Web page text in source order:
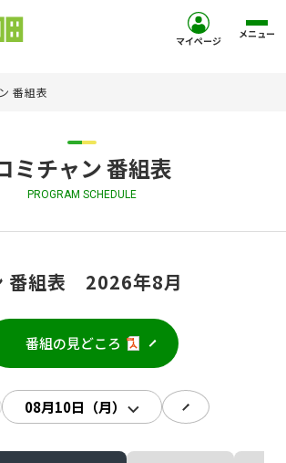
方
マイページ メニュー
番組表
ミチャン 番組表
PROGRAM SCHEDULE
番組表 2026年8月
番組の見どころ